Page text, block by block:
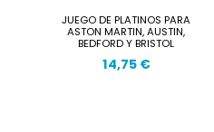
JUEGO DE PLATINOS PARA
ASTON MARTIN, AUSTIN,
BEDFORD Y BRISTOL
14,75 €